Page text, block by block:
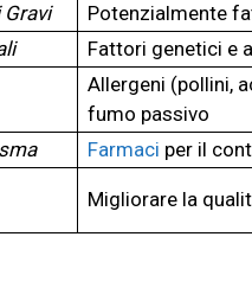
Potenzialmente
Fattori genetici e
Allergeni (pollini,
fumo passivo
Farmaci per il
Migliorare la